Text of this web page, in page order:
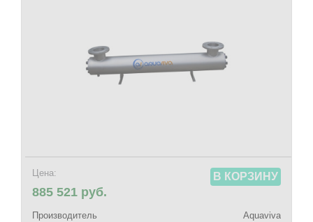
Цена:
885 521 руб.
В КОРЗИНУ
Производитель Aquaviva